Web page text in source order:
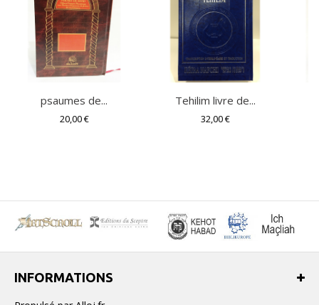
psaumes de...
20,00 €
Tehilim livre de...
32,00 €
INFORMATIONS